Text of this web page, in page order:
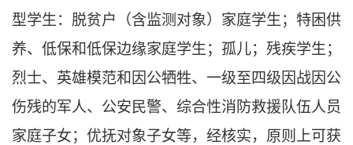
型学生：脱贫户（含监测对象）家庭学生；特困供
养、低保和低保边缘家庭学生；孤儿；残疾学生；
烈士、英雄模范和因公牺牲、一级至四级因战因公
伤残的军人、公安民警、综合性消防救援队伍人员
家庭子女；优抚对象子女等，经核实，原则上可获